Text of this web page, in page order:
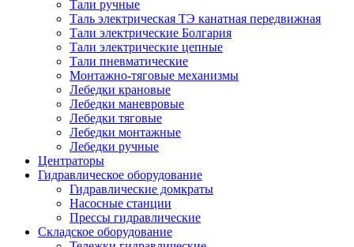
Тали ручные
Таль электрическая ТЭ канатная передвижная
Тали электрические Болгария
Тали электрические цепные
Тали пневматические
Монтажно-тяговые механизмы
Лебедки крановые
Лебедки маневровые
Лебедки тяговые
Лебедки монтажные
Лебедки ручные
Центраторы
Гидравлическое оборудование
Гидравлические домкраты
Насосные станции
Прессы гидравлические
Складское оборудование